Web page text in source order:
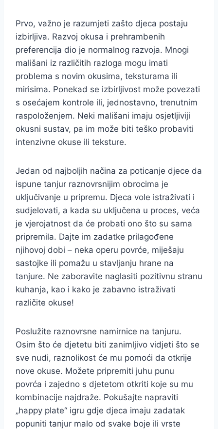
Prvo, važno je razumjeti zašto djeca postaju
izbirljiva. Razvoj okusa i prehrambenih
preferencija dio je normalnog razvoja. Mnogi
mališani iz različitih razloga mogu imati
problema s novim okusima, teksturama ili
mirisima. Ponekad se izbirljivost može povezati
s osećajem kontrole ili, jednostavno, trenutnim
raspoloženjem. Neki mališani imaju osjetljiviji
okusni sustav, pa im može biti teško probaviti
intenzivne okuse ili teksture.
Jedan od najboljih načina za poticanje djece da
ispune tanjur raznovrsnijim obrocima je
uključivanje u pripremu. Djeca vole istraživati i
sudjelovati, a kada su uključena u proces, veća
je vjerojatnost da će probati ono što su sama
pripremila. Dajte im zadatke prilagođene
njihovoj dobi – neka operu povrće, miješaju
sastojke ili pomažu u stavljanju hrane na
tanjure. Ne zaboravite naglasiti pozitivnu stranu
kuhanja, kao i kako je zabavno istraživati
različite okuse!
Poslužite raznovrsne namirnice na tanjuru.
Osim što će djetetu biti zanimljivo vidjeti što se
sve nudi, raznolikost će mu pomoći da otkrije
nove okuse. Možete pripremiti juhu punu
povrća i zajedno s djetetom otkriti koje su mu
kombinacije najdraže. Pokušajte napraviti
„happy plate“ igru gdje djeca imaju zadatak
popuniti tanjur malo od svake boje ili vrste